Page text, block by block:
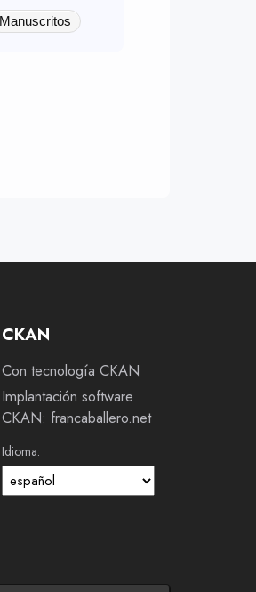
Manuscritos
CKAN
Con tecnología CKAN
Implantación software
CKAN: francaballero.net
Idioma